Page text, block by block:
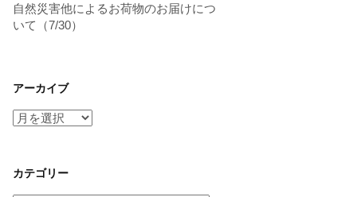
自然災害他によるお荷物のお届けにつ
いて（7/30）
アーカイブ
ア
イ
ブ
カテゴリー